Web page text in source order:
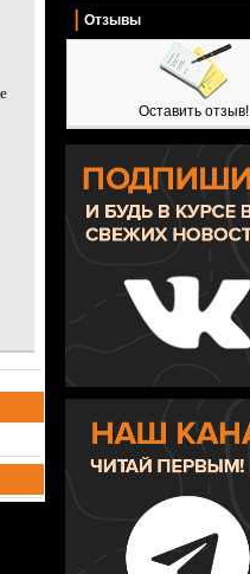
Отзывы
Оставить отзыв!